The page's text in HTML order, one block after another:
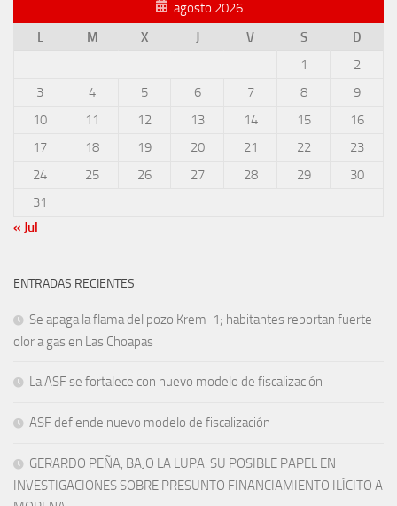
agosto 2026
L
M X J V S
D
1
2
3
4 5 6 7 8
9
10
11 12 13 14 15
16
17
18 19 20 21 22
23
24
25 26 27 28 29
30
31
« Jul
ENTRADAS RECIENTES
Se apaga la flama del pozo Krem-1; habitantes reportan fuerte
olor a gas en Las Choapas
La ASF se fortalece con nuevo modelo de fiscalización
ASF defiende nuevo modelo de fiscalización
GERARDO PEÑA, BAJO LA LUPA: SU POSIBLE PAPEL EN
INVESTIGACIONES SOBRE PRESUNTO FINANCIAMIENTO ILÍCITO A